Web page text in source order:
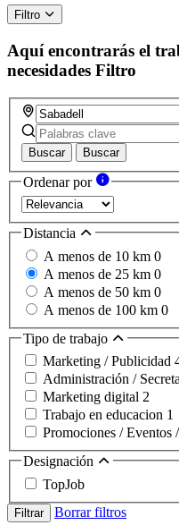
Filtro
Aquí encontrarás el
necesidades Filtro
Buscar Buscar
Ordenar por
Distancia
A menos de 10 km 0
A menos de 25 km 0
A menos de 50 km 0
A menos de 100 km 0
Tipo de trabajo
Marketing / Publicidad
Administración /
Marketing digital 2
Trabajo en educacion 1
Promociones / Eventos
Designación
TopJob
Filtrar
Borrar filtros